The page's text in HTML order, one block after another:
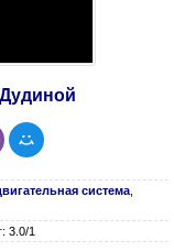
система
3.0/1